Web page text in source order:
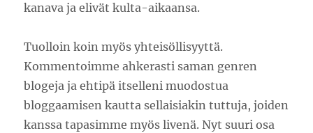
kanava ja elivät kulta-aikaansa.
Tuolloin koin myös yhteisöllisyyttä.
Kommentoimme ahkerasti saman genren
blogeja ja ehtipä itselleni muodostua
bloggaamisen kautta sellaisiakin tuttuja, joiden
kanssa tapasimme myös livenä. Nyt suuri osa